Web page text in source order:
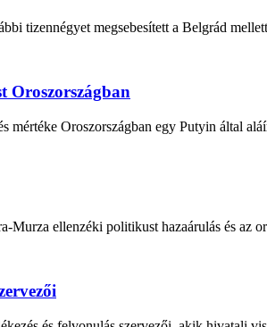
tizennégyet megsebesített a Belgrád
Oroszországban
Oroszországban egy Putyin által
ellenzéki politikust hazaárulás és az